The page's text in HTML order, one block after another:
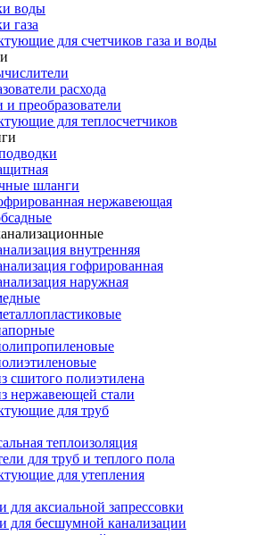
воды
газа
для счетчиков газа и воды
расхода
и преобразователи
для теплосчетчиков
шланги
нержавеющая
внутренняя
гофрированная
наружная
сшитого полиэтилена
нержавеющей стали
для труб
теплоизоляция
для труб и теплого пола
для утепления
для аксиальной запрессовки
для бесшумной канализации